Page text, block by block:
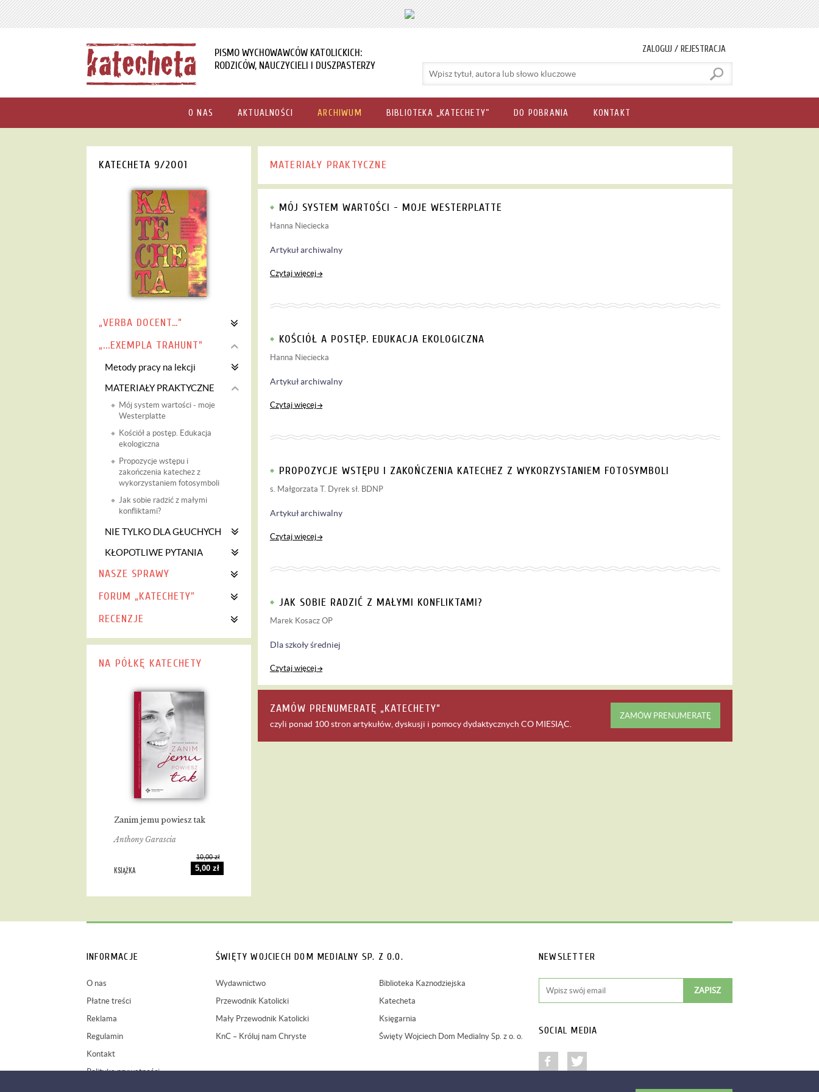
PISMO WYCHOWAWCÓW KATOLICKICH:
RODZICÓW, NAUCZYCIELI I DUSZPASTERZY
ZALOGUJ / REJESTRACJA
O NAS AKTUALNOŚCI ARCHIWUM BIBLIOTEKA „KATECHETY” DO POBRANIA KONTAKT
KATECHETA 9/2001
„VERBA DOCENT…”
„...EXEMPLA TRAHUNT”
Metody pracy na lekcji
MATERIAŁY PRAKTYCZNE
Mój system wartości - moje
Westerplatte
Kościół a postęp. Edukacja
ekologiczna
Propozycje wstępu i
zakończenia katechez z
wykorzystaniem fotosymboli
Jak sobie radzić z małymi
konfliktami?
NIE TYLKO DLA GŁUCHYCH
KŁOPOTLIWE PYTANIA
NASZE SPRAWY
FORUM „KATECHETY"
RECENZJE
NA PÓŁKĘ KATECHETY
Zanim jemu powiesz tak
Anthony Garascia
KSIĄŻKA
10,00 zł
5,00 zł
MATERIAŁY PRAKTYCZNE
MÓJ SYSTEM WARTOŚCI - MOJE WESTERPLATTE
Hanna Nieciecka
Artykuł archiwalny
Czytaj więcej
KOŚCIÓŁ A POSTĘP. EDUKACJA EKOLOGICZNA
Hanna Nieciecka
Artykuł archiwalny
Czytaj więcej
PROPOZYCJE WSTĘPU I ZAKOŃCZENIA KATECHEZ Z WYKORZYSTANIEM FOTOSYMBOLI
s. Małgorzata T. Dyrek sł. BDNP
Artykuł archiwalny
Czytaj więcej
JAK SOBIE RADZIĆ Z MAŁYMI KONFLIKTAMI?
Marek Kosacz OP
Dla szkoły średniej
Czytaj więcej
ZAMÓW PRENUMERATĘ „KATECHETY”
czyli ponad 100 stron artykułów, dyskusji i pomocy dydaktycznych CO MIESIĄC
ZAMÓW PRENUMERATĘ
INFORMACJE
O nas
Płatne treści
Reklama
Regulamin
Kontakt
Polityka prywatności
ŚWIĘTY WOJCIECH DOM MEDIALNY SP. Z O.O.
Wydawnictwo
Przewodnik Katolicki
Mały Przewodnik Katolicki
KnC – Króluj nam Chryste
Biblioteka Kaznodziejska
Katecheta
Księgarnia
Święty Wojciech Dom Medialny Sp. z o. o.
NEWSLETTER
SOCIAL MEDIA